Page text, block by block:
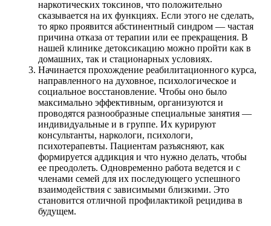
наркотических токсинов, что положительно
сказывается на их функциях. Если этого не сделать,
то ярко проявится абстинентный синдром — частая
причина отказа от терапии или ее прекращения. В
нашей клинике детоксикацию можно пройти как в
домашних, так и стационарных условиях.
Начинается прохождение реабилитационного курса,
направленного на духовное, психологическое и
социальное восстановление. Чтобы оно было
максимально эффективным, организуются и
проводятся разнообразные специальные занятия —
индивидуальные и в группе. Их курируют
консультанты, наркологи, психологи,
психотерапевты. Пациентам разъясняют, как
формируется аддикция и что нужно делать, чтобы
ее преодолеть. Одновременно работа ведется и с
членами семей для их последующего успешного
взаимодействия с зависимыми близкими. Это
становится отличной профилактикой рецидива в
будущем.